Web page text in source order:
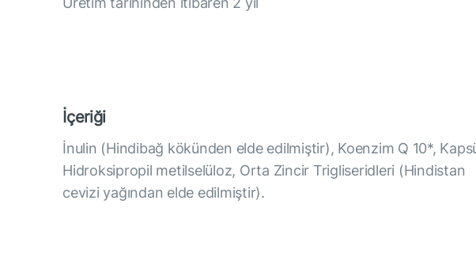
İçeriği
İnulin (Hindibağ kökünden elde edilmiştir), Koenzim Q 10*,
Hidroksipropil metilselüloz, Orta Zincir Trigliseridleri (Hindistan
cevizi yağından elde edilmiştir).